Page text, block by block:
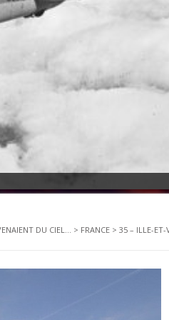
DU CIEL... > FRANCE > 35 – ILLE-ET-